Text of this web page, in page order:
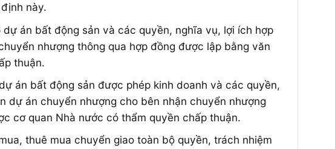
này.
án bất động sản và các quyền, nghĩa vụ, lợi ích hợp
nhượng thông qua hợp đồng được lập bằng văn
thuận.
án bất động sản được phép kinh doanh và các quyền,
dự án chuyển nhượng cho bên nhận chuyển nhượng
cơ quan Nhà nước có thẩm quyền chấp thuận.
thuê mua chuyển giao toàn bộ quyền, trách nhiệm